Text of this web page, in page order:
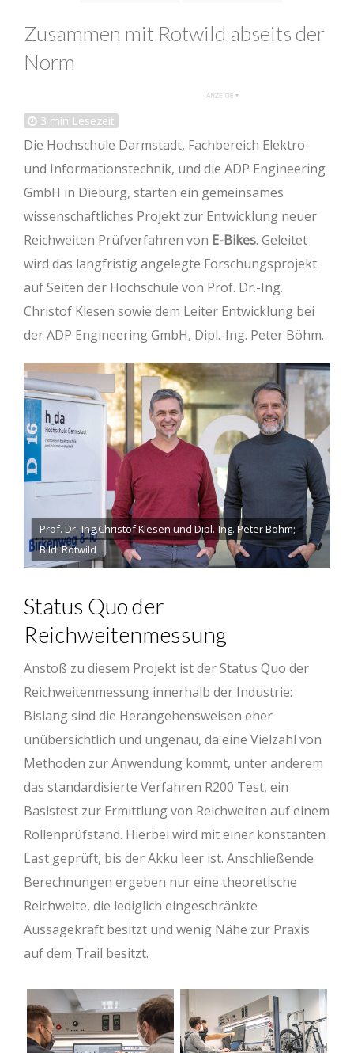
Zusammen mit Rotwild abseits der
Norm
3 min Lesezeit
Die Hochschule Darmstadt, Fachbereich Elektro-
und Informationstechnik, und die ADP Engineering
GmbH in Dieburg, starten ein gemeinsames
wissenschaftliches Projekt zur Entwicklung neuer
Reichweiten Prüfverfahren von E-Bikes. Geleitet
wird das langfristig angelegte Forschungsprojekt
auf Seiten der Hochschule von Prof. Dr.-Ing.
Christof Klesen sowie dem Leiter Entwicklung bei
der ADP Engineering GmbH, Dipl.-Ing. Peter Böhm.
Prof. Dr.-Ing.Christof Klesen und Dipl.-Ing. Peter Böhm;
Bild: Rotwild
Status Quo der
Reichweitenmessung
Anstoß zu diesem Projekt ist der Status Quo der
Reichweitenmessung innerhalb der Industrie:
Bislang sind die Herangehensweisen eher
unübersichtlich und ungenau, da eine Vielzahl von
Methoden zur Anwendung kommt, unter anderem
das standardisierte Verfahren R200 Test, ein
Basistest zur Ermittlung von Reichweiten auf einem
Rollenprüfstand. Hierbei wird mit einer konstanten
Last geprüft, bis der Akku leer ist. Anschließende
Berechnungen ergeben nur eine theoretische
Reichweite, die lediglich eingeschränkte
Aussagekraft besitzt und wenig Nähe zur Praxis
auf dem Trail besitzt.